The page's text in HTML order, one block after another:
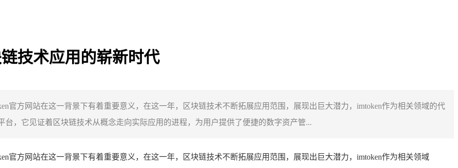
技术应用的崭新时代
官方网站在这一背景下有着重要意义，在这一年，区块链技术不断拓展应用范围，展现出巨大潜力，imtoken作为相关领域的代
，它见证着区块链技术从概念走向实际应用的进程，为用户提供了便捷的数字资产管...
官方网站在这一背景下有着重要意义，在这一年，区块链技术不断拓展应用范围，展现出巨大潜力，imtoken作为相关领域